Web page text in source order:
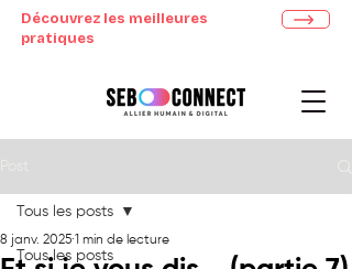
Découvrez les meilleures
pratiques
Tous les posts
Tous les posts
8 janv. 2025 1 min de lecture